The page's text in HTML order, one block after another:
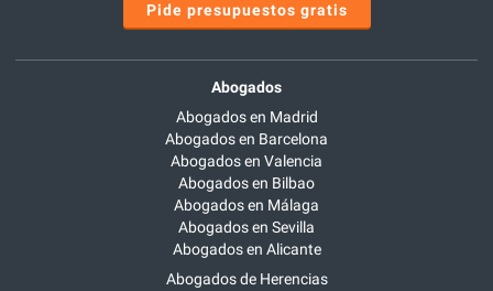
Pide presupuestos gratis
Abogados
Abogados en Madrid
Abogados en Barcelona
Abogados en Valencia
Abogados en Bilbao
Abogados en Málaga
Abogados en Sevilla
Abogados en Alicante
Abogados de Herencias